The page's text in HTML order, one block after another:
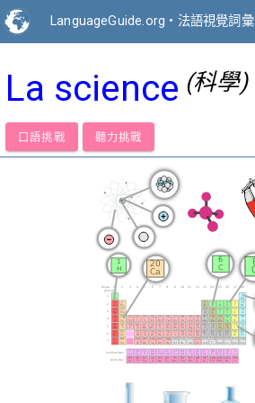
LanguageGuide.org • 法語視覺詞彙
La science (科學)
口語挑戰 聽力挑戰